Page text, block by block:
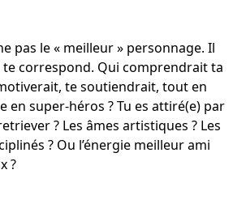
pas le « meilleur » personnage. Il
te correspond. Qui comprendrait ta
te soutiendrait, tout en
en super-héros ? Tu es attiré(e) par
? Les âmes artistiques ? Les
? Ou l’énergie meilleur ami
?